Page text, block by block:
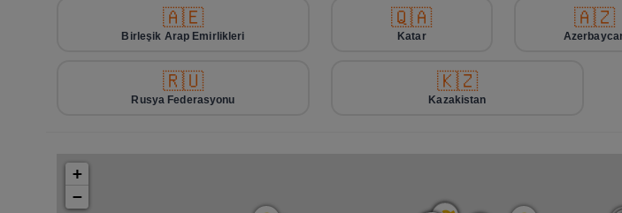
🇦🇪
Birleşik Arap Emirlikleri
🇶🇦
Katar
🇦🇿
🇷🇺
Rusya Federasyonu
🇰🇿
Kazakistan
+
−